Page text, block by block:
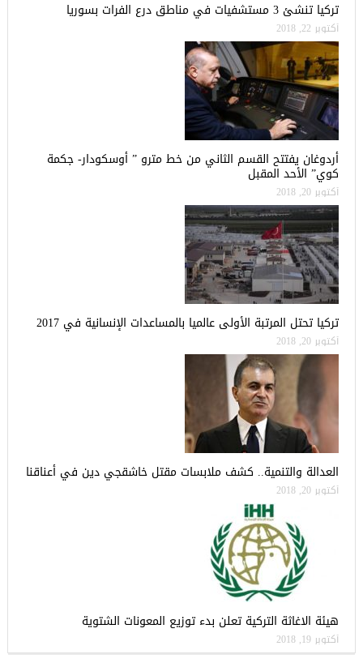
تركيا تنشئ 3 مستشفيات في مناطق درع الفرات بسوريا
أكتوبر 22, 2018
أردوغان يفتتح القسم الثاني من خط مترو ” أوسكودار- جكمة
كوي” الأحد المقبل
أكتوبر 20, 2018
تركيا تحتل المرتبة الأولى عالميا بالمساعدات الإنسانية في 2017
أكتوبر 20, 2018
العدالة والتنمية.. كشف ملابسات مقتل خاشقجي دين في أعناقنا
أكتوبر 20, 2018
هيئة الاغاثة التركية تعلن بدء توزيع المعونات الشتوية
أكتوبر 19, 2018